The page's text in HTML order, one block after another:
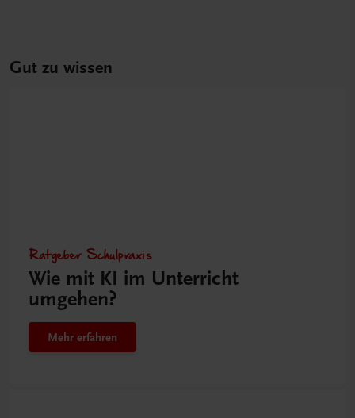
Gut zu wissen
Ratgeber Schulpraxis
Wie mit KI im Unterricht
umgehen?
Mehr erfahren